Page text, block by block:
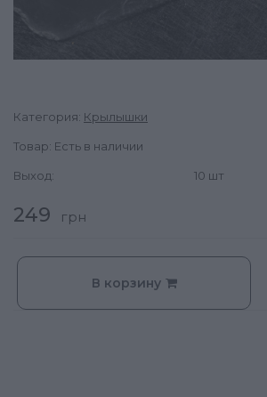
Категория: Крылышки
Товар: Есть в наличии
Выход: 10 шт
249 грн
В корзину